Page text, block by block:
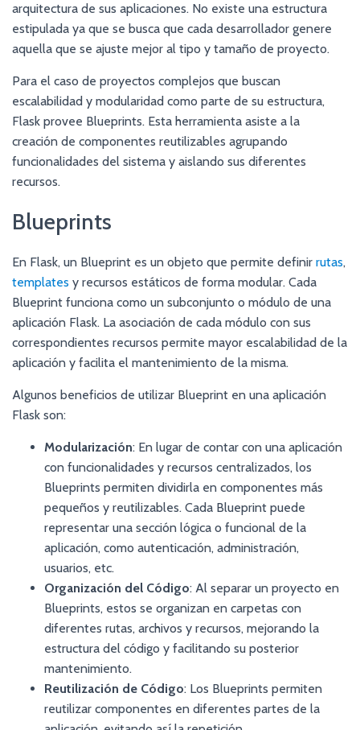
arquitectura de sus aplicaciones. No existe una estructura
estipulada ya que se busca que cada desarrollador genere
aquella que se ajuste mejor al tipo y tamaño de proyecto.
Para el caso de proyectos complejos que buscan
escalabilidad y modularidad como parte de su estructura,
Flask provee Blueprints. Esta herramienta asiste a la
creación de componentes reutilizables agrupando
funcionalidades del sistema y aislando sus diferentes
recursos.
Blueprints
En Flask, un Blueprint es un objeto que permite definir rutas,
templates y recursos estáticos de forma modular. Cada
Blueprint funciona como un subconjunto o módulo de una
aplicación Flask. La asociación de cada módulo con sus
correspondientes recursos permite mayor escalabilidad de la
aplicación y facilita el mantenimiento de la misma.
Algunos beneficios de utilizar Blueprint en una aplicación
Flask son:
Modularización: En lugar de contar con una aplicación
con funcionalidades y recursos centralizados, los
Blueprints permiten dividirla en componentes más
pequeños y reutilizables. Cada Blueprint puede
representar una sección lógica o funcional de la
aplicación, como autenticación, administración,
usuarios, etc.
Organización del Código: Al separar un proyecto en
Blueprints, estos se organizan en carpetas con
diferentes rutas, archivos y recursos, mejorando la
estructura del código y facilitando su posterior
mantenimiento.
Reutilización de Código: Los Blueprints permiten
reutilizar componentes en diferentes partes de la